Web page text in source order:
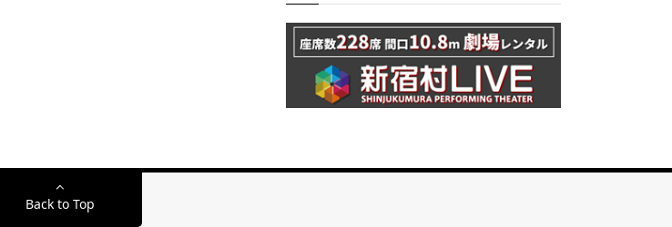
Back to Top